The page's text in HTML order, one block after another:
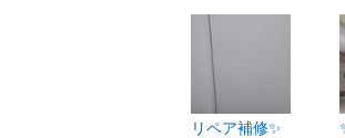
リペア補修✨